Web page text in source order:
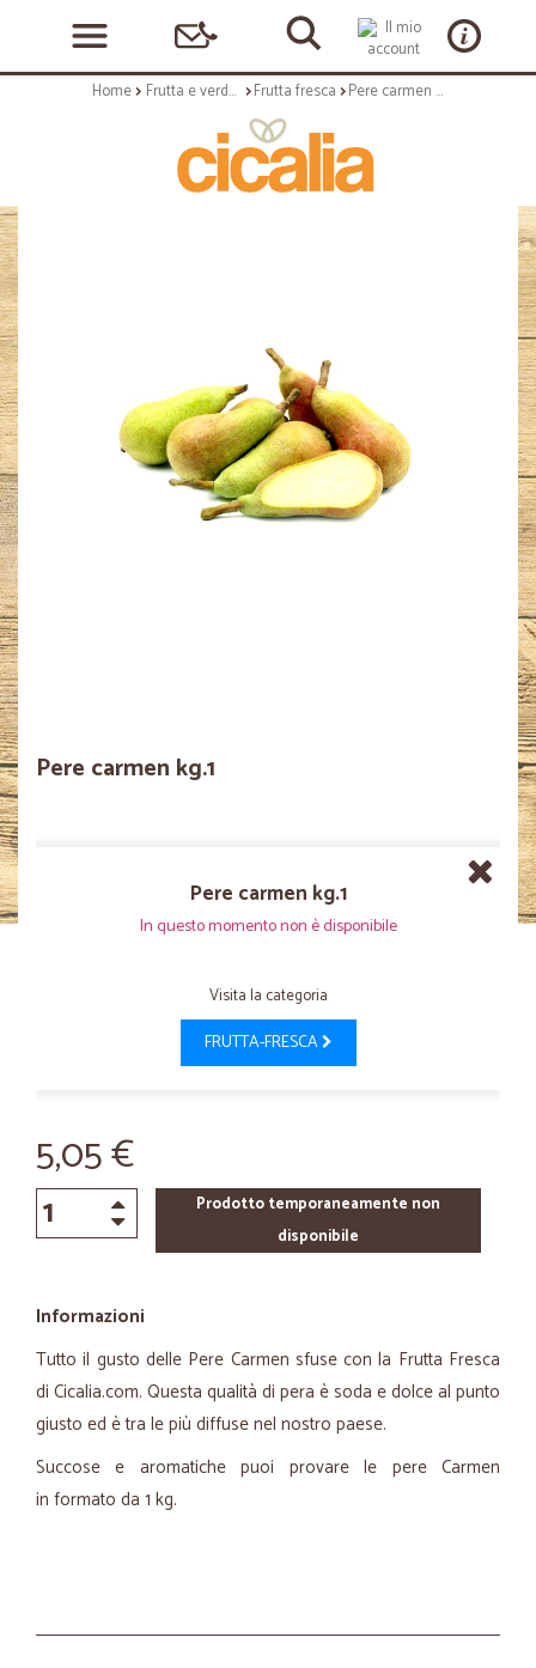
Home Frutta e verdura Frutta fresca Pere carmen kg.1
Pere carmen kg.1
Pere carmen kg.1
In questo momento non è disponibile
Visita la categoria
FRUTTA-FRESCA
5,05 €
Prodotto temporaneamente non
disponibile
Informazioni
Tutto il gusto delle Pere Carmen sfuse con la Frutta Fresca
di Cicalia.com. Questa qualità di pera è soda e dolce al punto
giusto ed è tra le più diffuse nel nostro paese.
Succose e aromatiche puoi provare le pere Carmen
in formato da 1 kg.